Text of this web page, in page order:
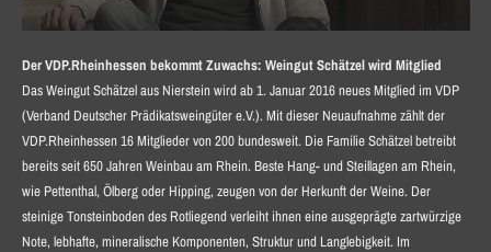
Der VDP.Rheinhessen bekommt Zuwachs: Weingut Schätzel wird Mitglied
Das Weingut Schätzel aus Nierstein wird ab 1. Januar 2016 neues Mitglied im VDP
(Verband Deutscher Prädikatsweingüter e.V.). Mit dieser Neuaufnahme zählt der
VDP.Rheinhessen 16 Mitglieder von 200 bundesweit. Die Familie Schätzel betreibt
bereits seit 650 Jahren Weinbau am Rhein. Beste Hang- und Steillagen am Rhein,
wie Pettenthal, Ölberg oder Hipping, zeugen von der Herkunft der Weine. Der
steinige Tonsteinboden des Rotliegend verleiht ihnen eine ausgeprägte zartwürzige
Note, lebhafte, mineralische Komponenten, Struktur und Langlebigkeit. Im